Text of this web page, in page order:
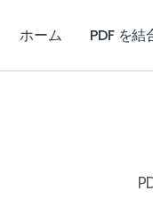
ホーム PDF を結